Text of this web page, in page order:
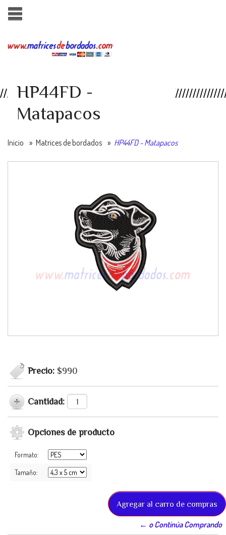
HP44FD -
Matapacos
Inicio » Matrices de bordados » HP44FD - Matapacos
Precio: $990
Cantidad:
Opciones de producto
Formato:
Tamaño:
← o Continúa Comprando